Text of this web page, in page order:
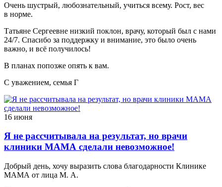
Очень шустрый, любознательный, учиться всему. Рост, вес
в норме.
Татьяне Сергеевне низкий поклон, врачу, который был с нами
24/7. Спасибо за поддержку и внимание, это было очень
важно, и всё получилось!
В планах попозже опять к вам.
С уважением, семья Г
16 июня
Я не рассчитывала на результат, но врачи
клиники МАМА сделали невозможное!
Добрый день, хочу выразить слова благодарности Клинике
МАМА от лица М. А.